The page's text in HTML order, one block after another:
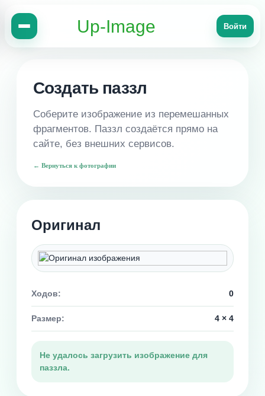
Up-Image Войти
Создать паззл
Соберите изображение из перемешанных
фрагментов. Паззл создаётся прямо на
сайте, без внешних сервисов.
← Вернуться к фотографии
Оригинал
Ходов: 0
Размер: 4 × 4
Не удалось загрузить изображение для
паззла.